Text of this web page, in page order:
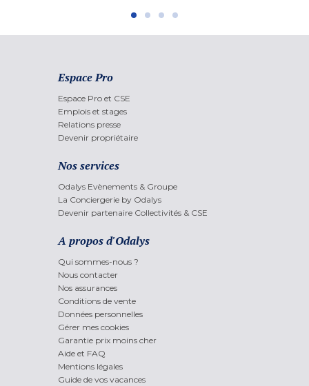
Espace Pro
Espace Pro et CSE
Emplois et stages
Relations presse
Devenir propriétaire
Nos services
Odalys Evènements & Groupe
La Conciergerie by Odalys
Devenir partenaire Collectivités & CSE
A propos d'Odalys
Qui sommes-nous ?
Nous contacter
Nos assurances
Conditions de vente
Données personnelles
Gérer mes cookies
Garantie prix moins cher
Aide et FAQ
Mentions légales
Guide de vos vacances